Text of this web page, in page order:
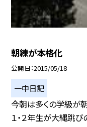
朝練が本格化
公開日 2015/05/18
一中日記
今朝は多くの学級が
１・２年生が大縄跳